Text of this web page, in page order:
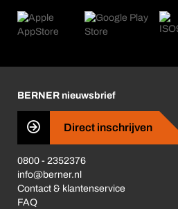
Productwijzers
Nieuws
Wat ons drijft
BERNER nieuwsbrief
Direct inschrijven
0800 - 2352376
info@berner.nl
Contact & klantenservice
FAQ